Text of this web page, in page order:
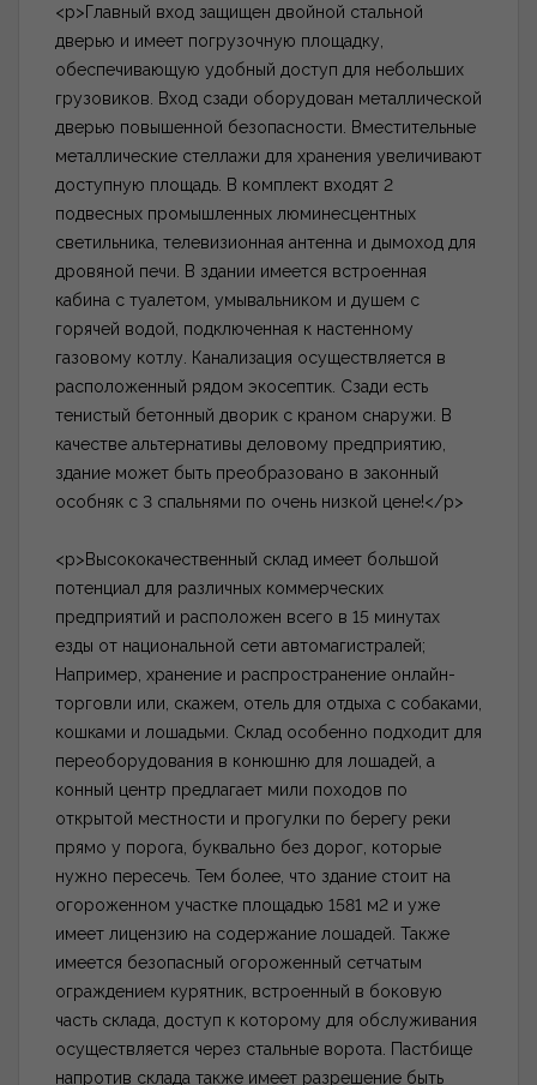
<p>Главный вход защищен двойной стальной
дверью и имеет погрузочную площадку,
обеспечивающую удобный доступ для небольших
грузовиков. Вход сзади оборудован металлической
дверью повышенной безопасности. Вместительные
металлические стеллажи для хранения увеличивают
доступную площадь. В комплект входят 2
подвесных промышленных люминесцентных
светильника, телевизионная антенна и дымоход для
дровяной печи. В здании имеется встроенная
кабина с туалетом, умывальником и душем с
горячей водой, подключенная к настенному
газовому котлу. Канализация осуществляется в
расположенный рядом экосептик. Сзади есть
тенистый бетонный дворик с краном снаружи. В
качестве альтернативы деловому предприятию,
здание может быть преобразовано в законный
особняк с 3 спальнями по очень низкой цене!</p>
<p>Высококачественный склад имеет большой
потенциал для различных коммерческих
предприятий и расположен всего в 15 минутах
езды от национальной сети автомагистралей;
Например, хранение и распространение онлайн-
торговли или, скажем, отель для отдыха с собаками,
кошками и лошадьми. Склад особенно подходит для
переоборудования в конюшню для лошадей, а
конный центр предлагает мили походов по
открытой местности и прогулки по берегу реки
прямо у порога, буквально без дорог, которые
нужно пересечь. Тем более, что здание стоит на
огороженном участке площадью 1581 м2 и уже
имеет лицензию на содержание лошадей. Также
имеется безопасный огороженный сетчатым
ограждением курятник, встроенный в боковую
часть склада, доступ к которому для обслуживания
осуществляется через стальные ворота. Пастбище
напротив склада также имеет разрешение быть